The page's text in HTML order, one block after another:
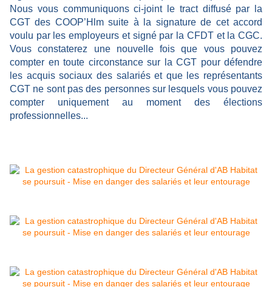
Nous vous communiquons ci-joint le tract diffusé par la
CGT des COOP’Hlm suite à la signature de cet accord
voulu par les employeurs et signé par la CFDT et la CGC.
Vous constaterez une nouvelle fois que vous pouvez
compter en toute circonstance sur la CGT pour défendre
les acquis sociaux des salariés et que les représentants
CGT ne sont pas des personnes sur lesquels vous pouvez
compter uniquement au moment des élections
professionnelles...